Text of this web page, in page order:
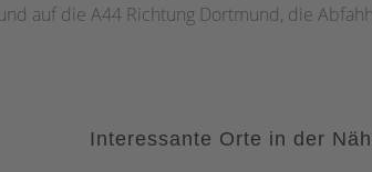
auf die A44 Richtung Dortmund, die
Interessante Orte in der